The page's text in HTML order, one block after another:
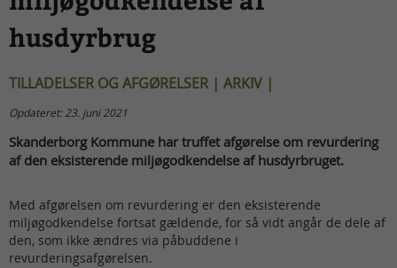
husdyrbrug
TILLADELSER OG AFGØRELSER | ARKIV |
Opdateret: 23. juni 2021
Skanderborg Kommune har truffet afgørelse om revurdering
af den eksisterende miljøgodkendelse af husdyrbruget.
Med afgørelsen om revurdering er den eksisterende
miljøgodkendelse fortsat gældende, for så vidt angår de dele af
den, som ikke ændres via påbuddene i
revurderingsafgørelsen.